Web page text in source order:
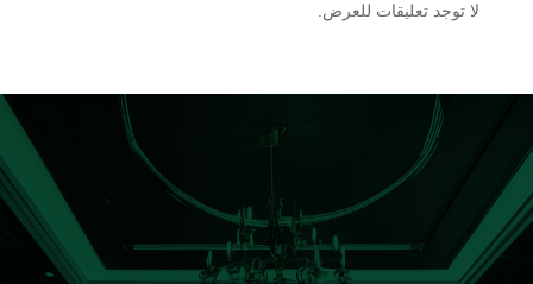
لا توجد تعليقات للعرض.